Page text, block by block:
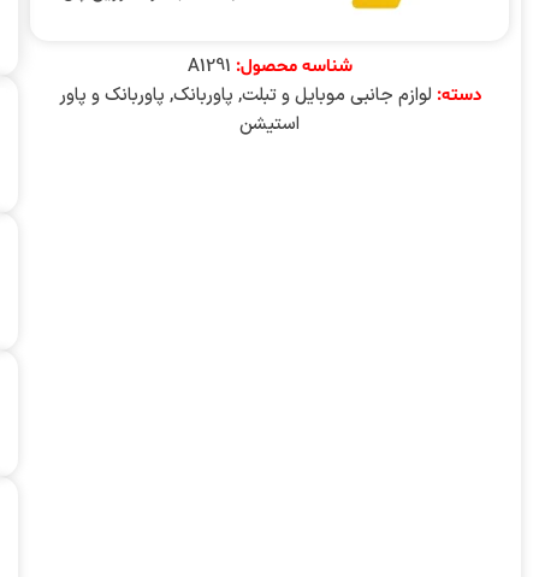
شناسه محصول: A1291
دسته: لوازم جانبی موبایل و تبلت, پاوربانک, پاوربانک و پاور
استیشن